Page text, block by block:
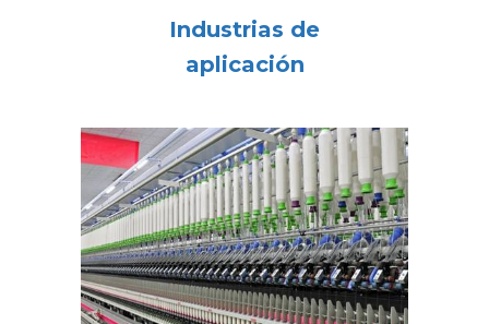
Industrias de
aplicación